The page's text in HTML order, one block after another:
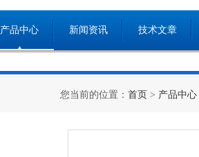
产品中心 新闻资讯 技术文章
您当前的位置： 首页 > 产品中心